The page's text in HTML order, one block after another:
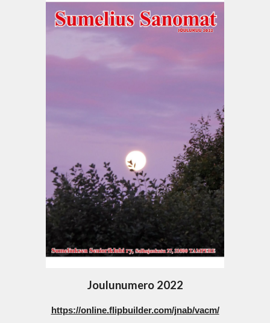
Joulunumero 2022
https://online.flipbuilder.com/jnab/vacm/